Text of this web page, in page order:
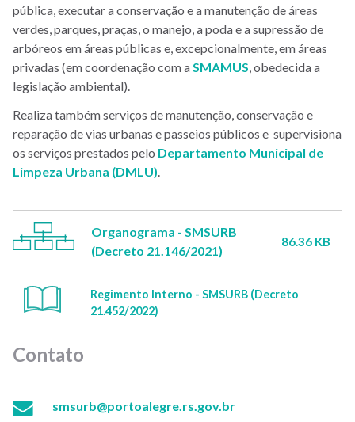
pública, executar a conservação e a manutenção de áreas
verdes, parques, praças, o manejo, a poda e a supressão de
arbóreos em áreas públicas e, excepcionalmente, em áreas
privadas (em coordenação com aSMAMUS, obedecida a
legislação ambiental).
Realiza também serviços de manutenção, conservação e
reparação de vias urbanas e passeios públicos e supervisiona
os serviços prestados pelo Departamento Municipal de
Limpeza Urbana (DMLU).
Organograma - SMSURB
(Decreto 21.146/2021)
86.36 KB
Regimento Interno - SMSURB (Decreto
21.452/2022)
Contato
E-
smsurb@portoalegre.rs.gov.br